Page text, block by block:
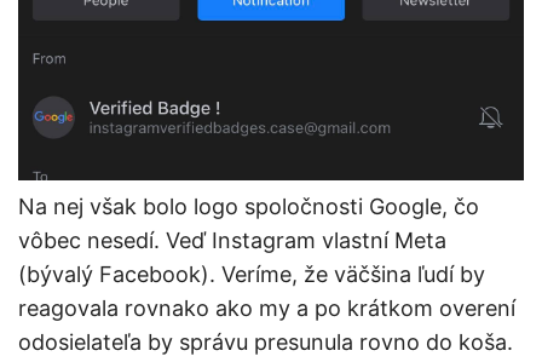
Na nej však bolo logo spoločnosti Google, čo
vôbec nesedí. Veď Instagram vlastní Meta
(bývalý Facebook). Veríme, že väčšina ľudí by
reagovala rovnako ako my a po krátkom overení
odosielateľa by správu presunula rovno do koša.